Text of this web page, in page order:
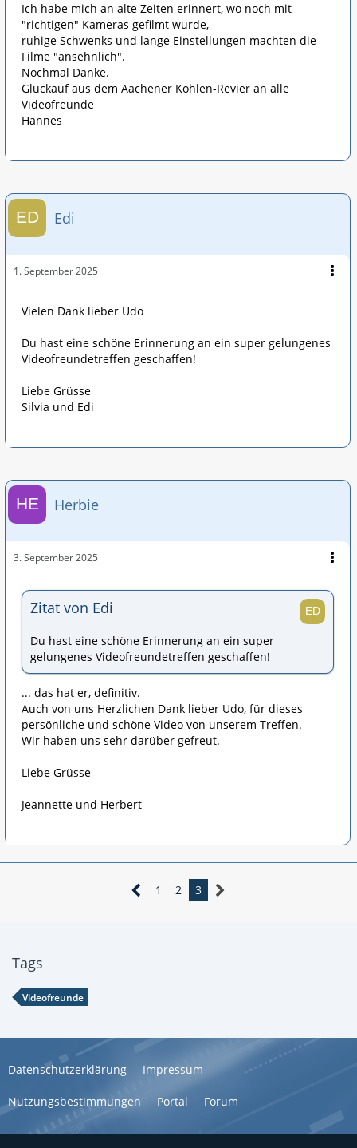
Ich habe mich an alte Zeiten erinnert, wo noch mit
"richtigen" Kameras gefilmt wurde,
ruhige Schwenks und lange Einstellungen machten die
Filme "ansehnlich".
Nochmal Danke.
Glückauf aus dem Aachener Kohlen-Revier an alle
Videofreunde
Hannes
Edi
1. September 2025
Vielen Dank lieber Udo
Du hast eine schöne Erinnerung an ein super gelungenes
Videofreundetreffen geschaffen!
Liebe Grüsse
Silvia und Edi
Herbie
3. September 2025
Zitat von Edi
Du hast eine schöne Erinnerung an ein super
gelungenes Videofreundetreffen geschaffen!
... das hat er, definitiv.
Auch von uns Herzlichen Dank lieber Udo, für dieses
persönliche und schöne Video von unserem Treffen.
Wir haben uns sehr darüber gefreut.
Liebe Grüsse
Jeannette und Herbert
1 2 3
Tags
Videofreunde
Datenschutzerklärung Impressum
Nutzungsbestimmungen Portal Forum